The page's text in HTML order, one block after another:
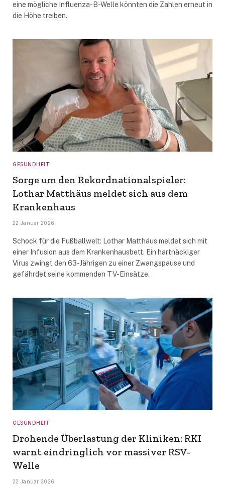
eine mögliche Influenza-B-Welle könnten die Zahlen erneut in
die Höhe treiben.
GESUNDHEIT
Sorge um den Rekordnationalspieler:
Lothar Matthäus meldet sich aus dem
Krankenhaus
22 Januar 2026
Schock für die Fußballwelt: Lothar Matthäus meldet sich mit
einer Infusion aus dem Krankenhausbett. Ein hartnäckiger
Virus zwingt den 63-Jährigen zu einer Zwangspause und
gefährdet seine kommenden TV-Einsätze.
GESUNDHEIT
Drohende Überlastung der Kliniken: RKI
warnt eindringlich vor massiver RSV-
Welle
22 Januar 2026